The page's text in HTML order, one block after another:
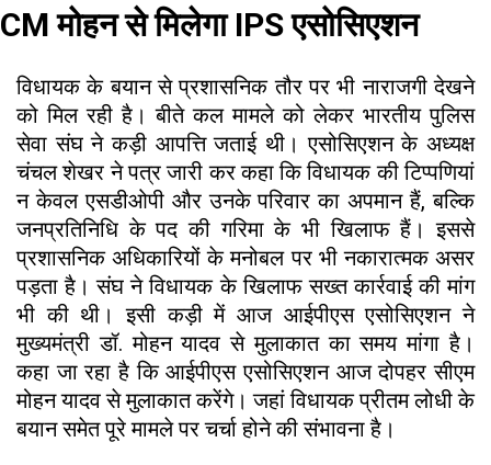
CM मोहन से मिलेगा IPS एसोसिएशन
विधायक के बयान से प्रशासनिक तौर पर भी नाराजगी देखने
को मिल रही है। बीते कल मामले को लेकर भारतीय पुलिस
सेवा संघ ने कड़ी आपत्ति जताई थी। एसोसिएशन के अध्यक्ष
चंचल शेखर ने पत्र जारी कर कहा कि विधायक की टिप्पणियां
न केवल एसडीओपी और उनके परिवार का अपमान हैं, बल्कि
जनप्रतिनिधि के पद की गरिमा के भी खिलाफ हैं। इससे
प्रशासनिक अधिकारियों के मनोबल पर भी नकारात्मक असर
पड़ता है। संघ ने विधायक के खिलाफ सख्त कार्रवाई की मांग
भी की थी। इसी कड़ी में आज आईपीएस एसोसिएशन ने
मुख्यमंत्री डॉ. मोहन यादव से मुलाकात का समय मांगा है।
कहा जा रहा है कि आईपीएस एसोसिएशन आज दोपहर सीएम
मोहन यादव से मुलाकात करेंगे। जहां विधायक प्रीतम लोधी के
बयान समेत पूरे मामले पर चर्चा होने की संभावना है।